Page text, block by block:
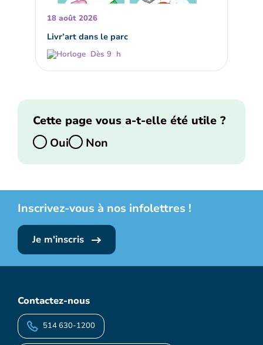
18 août 2026
Livr’art dans le parc
Dès 9 h
Cette page vous a-t-elle été utile ?
Oui
Non
Inscrivez-vous à nos infolettres !
Je m'inscris
Contactez-nous
514 630-1200